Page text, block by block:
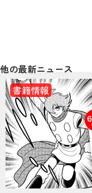
他の最新ニュース
書籍情報